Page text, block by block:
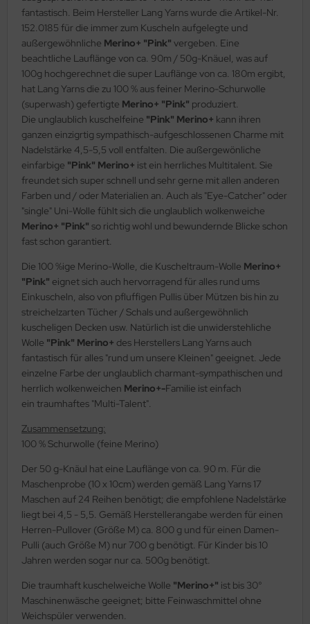
fantastisch. Beim Hersteller Lang Yarns wurde die Artikel-Nr.
152.0185 für die immer zum Kuscheln aufgelegte und
außergewöhnliche Merino+ "Pink" vergeben. Eine
beachtliche Lauflänge von ca. 90m / 50g-Knäuel, was auf
100g hochgerechnet die super Lauflänge von ca. 180m ergibt,
hat Lang Yarns die zu 100 % aus feiner Merino-Schurwolle
(superwash) gefertigte Merino+ "Pink" produziert.
Die unglaublich kuschelfeine "Pink" Merino+ kann ihren
ganzen einzigrtig sympathisch-aufgeschlossenen Charme mit
Nadelstärke 4,5-5,5 voll entfalten. Die außergewönliche
einfarbige "Pink" Merino+ ist ein herrliches Multitalent. Sie
freundet sich super schnell und sehr gerne mit allen anderen
Farben und / oder Materialien an. Auch als "Eye-Catcher" oder
"single" Uni-Wolle fühlt sich die unglaublich wolkenweiche
Merino+ "Pink" so richtig wohl und bewundernde Blicke schon
fast schon garantiert.
Die 100 %ige Merino-Wolle, die Kuscheltraum-Wolle Merino+
"Pink" eignet sich auch hervorragend für alles rund ums
Einkuscheln, also von pfluffigen Pullis über Mützen bis hin zu
streichelzarten Tücher / Schals und außergewöhnlich
kuscheligen Decken usw. Natürlich ist die unwiderstehliche
Wolle "Pink" Merino+ des Herstellers Lang Yarns auch
fantastisch für alles "rund um unsere Kleinen" geeignet. Jede
einzelne Farbe der unglaublich charmant-sympathischen und
herrlich wolkenweichen Merino+-Familie ist einfach
ein traumhaftes "Multi-Talent".
Zusammensetzung:
100 % Schurwolle (feine Merino)
Der 50 g-Knäul hat eine Lauflänge von ca. 90 m. Für die
Maschenprobe (10 x 10cm) werden gemäß Lang Yarns 17
Maschen auf 24 Reihen benötigt; die empfohlene Nadelstärke
liegt bei 4,5 - 5,5. Gemäß Herstellerangabe werden für einen
Herren-Pullover (Größe M) ca. 800 g und für einen Damen-
Pulli (auch Größe M) nur 700 g benötigt. Für Kinder bis 10
Jahren werden sogar nur ca. 500g benötigt.
Die traumhaft kuschelweiche Wolle "Merino+" ist bis 30°
Maschinenwäsche geeignet; bitte Feinwaschmittel ohne
Weichspüler verwenden.